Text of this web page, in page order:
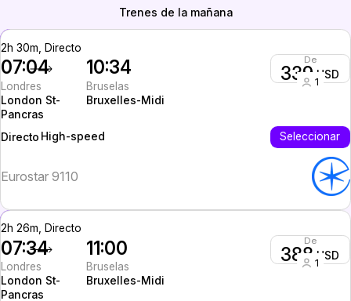
Trenes de la mañana
2h 30m, Directo
07:04
Londres
London St-
Pancras
10:34
Bruselas
Bruxelles-Midi
De
339 USD
1
Directo High-speed Seleccionar
Eurostar 9110
2h 26m, Directo
07:34
Londres
London St-
Pancras
11:00
Bruselas
Bruxelles-Midi
De
388 USD
1